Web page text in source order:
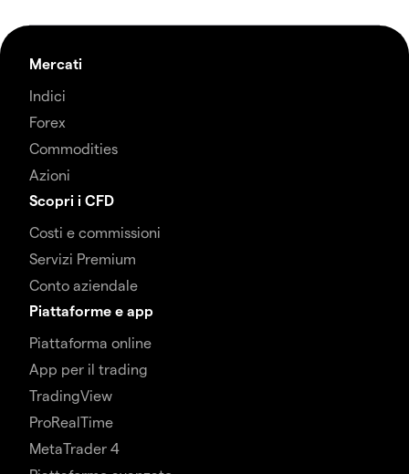
Mercati
Indici
Forex
Commodities
Azioni
Scopri i CFD
Costi e commissioni
Servizi Premium
Conto aziendale
Piattaforme e app
Piattaforma online
App per il trading
TradingView
ProRealTime
MetaTrader 4